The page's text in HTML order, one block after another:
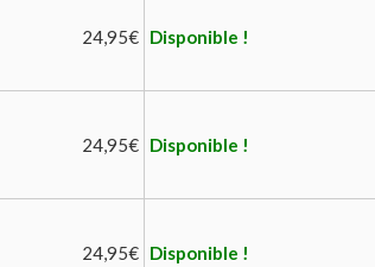
24,95€ Disponible !
24,95€ Disponible !
24,95€ Disponible !